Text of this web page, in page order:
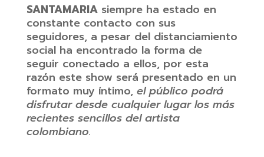
SANTAMARIAsiempre ha estado en
constante contacto con sus
seguidores, a pesar del distanciamiento
social ha encontrado la forma de
seguir conectado a ellos, por esta
razón este show será presentado en un
formato muy íntimo, el público podrá
disfrutar desde cualquier lugar los más
recientes sencillos del artista
colombiano.